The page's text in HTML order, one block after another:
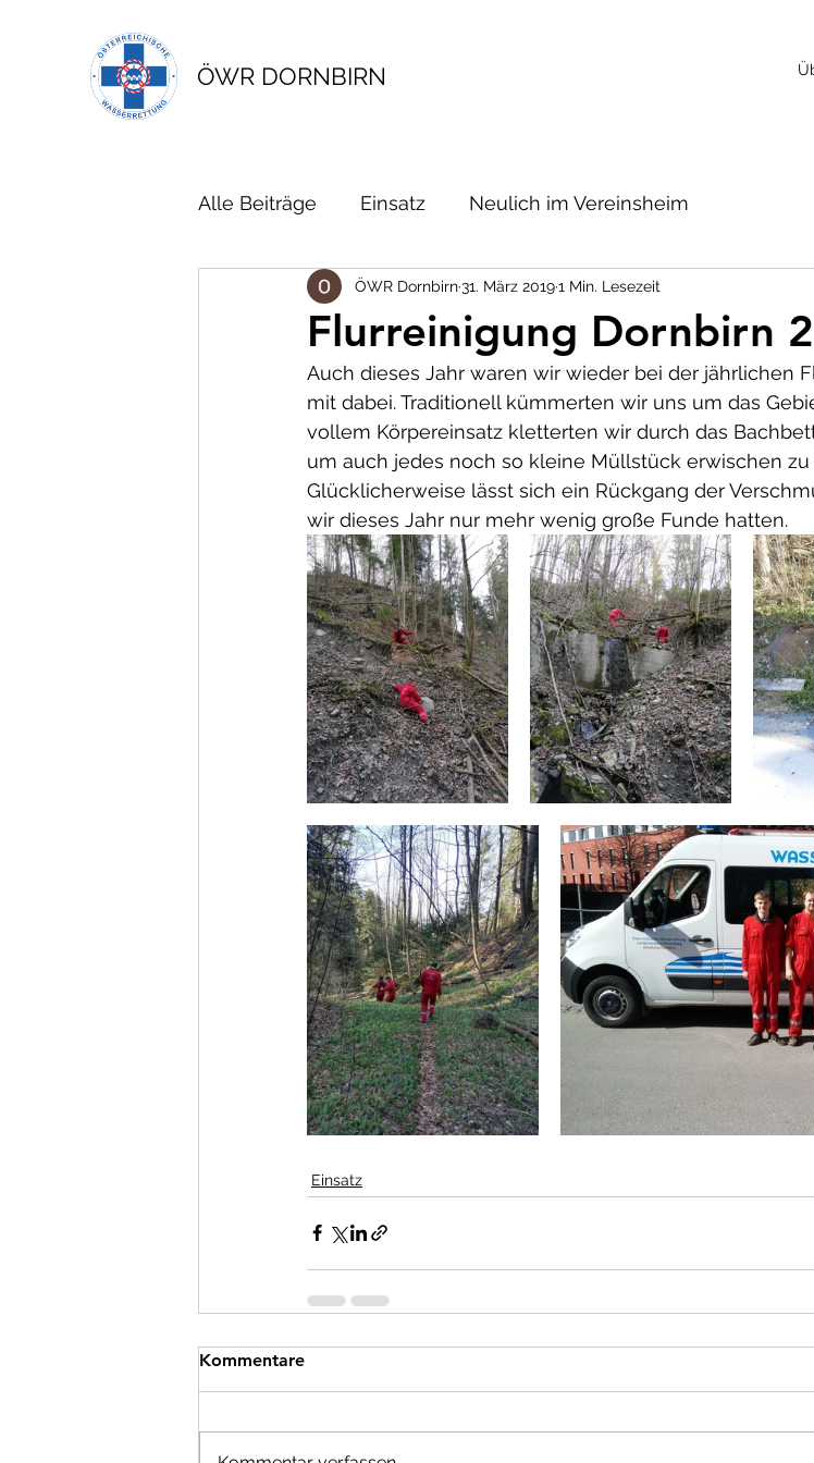
ÖWR DORNBIRN
Alle Beiträge Einsatz Neulich im Vereinsheim
Flurreinigung Dornbirn
ÖWR Dornbirn31. März 20191 Min. Lesezeit
Auch dieses Jahr waren wir wieder bei der jährlichen
mit dabei. Traditionell kümmerten wir uns um das
vollem Körpereinsatz kletterten wir durch das
um auch jedes noch so kleine Müllstück erwischen zu
Glücklicherweise lässt sich ein Rückgang der
wir dieses Jahr nur mehr wenig große Funde hatten.
Einsatz
Kommentare